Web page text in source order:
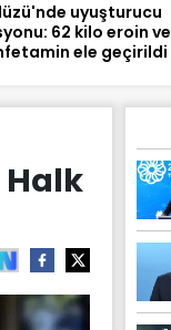
uyuşturucu
62 kilo eroin ve
ele geçirildi
Halk